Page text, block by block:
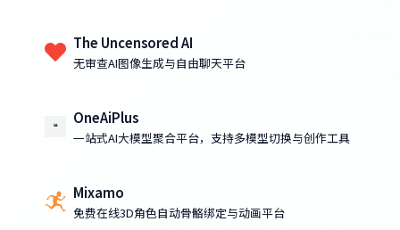
The Uncensored AI
无审查AI图像生成与自由聊天平台
OneAiPlus
一站式AI大模型聚合平台，支持多模型切换与创作工具
Mixamo
免费在线3D角色自动骨骼绑定与动画平台